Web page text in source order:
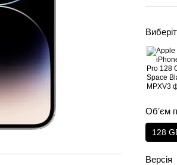
Обʼєм
128
Версія